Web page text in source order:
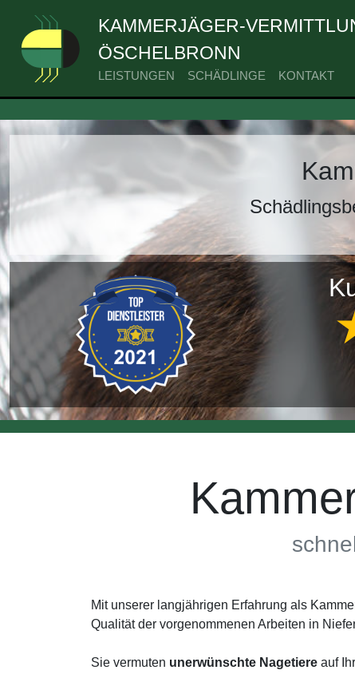
KAMMERJÄGER-
ÖSCHELBRONN
LEISTUNGEN SCHÄDLINGE KONTAKT
Mit unserer langjährigen Erfahrung als
Qualität der vorgenommenen Arbeiten in
Sie vermuten unerwünschte Nagetiere auf